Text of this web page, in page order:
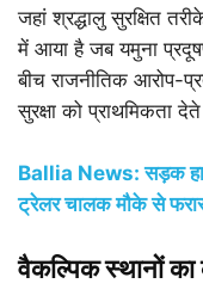
जहां श्रद्धालु सुरक्षित
में आया है जब यमुना
बीच राजनीतिक आरोप-
सुरक्षा को प्राथमिकता
Ballia News: सड़क
ट्रेलर चालक मौके से
वैकल्पिक स्थानों